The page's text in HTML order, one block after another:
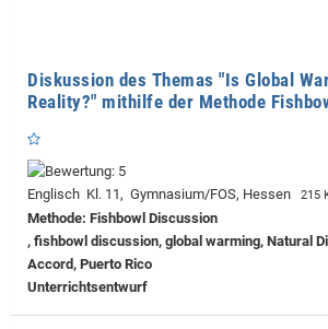
Diskussion des Themas "Is Global
Reality?" mithilfe der Methode
Englisch Kl. 11, Gymnasium/FOS, Hessen 215
Methode: Fishbowl Discussion
, fishbowl discussion, global warming, Natural
Accord, Puerto Rico
Unterrichtsentwurf